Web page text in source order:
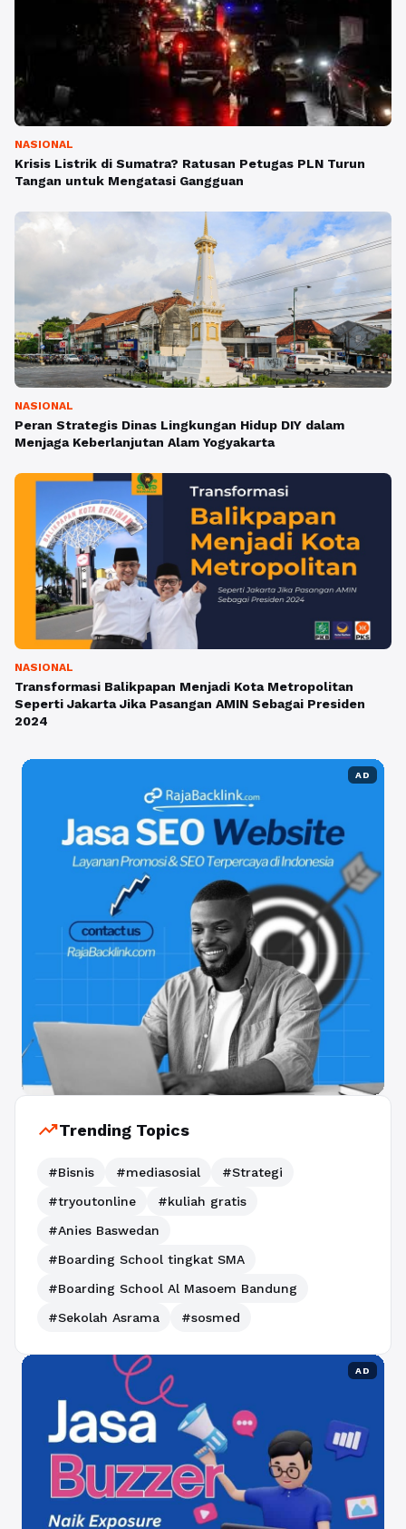
NASIONAL
Krisis Listrik di Sumatra? Ratusan Petugas PLN Turun
Tangan untuk Mengatasi Gangguan
NASIONAL
Peran Strategis Dinas Lingkungan Hidup DIY dalam
Menjaga Keberlanjutan Alam Yogyakarta
NASIONAL
Transformasi Balikpapan Menjadi Kota Metropolitan
Seperti Jakarta Jika Pasangan AMIN Sebagai Presiden
2024
AD
trending_upTrending Topics
#Bisnis #mediasosial
#Strategi
#tryoutonline
#kuliah gratis
#Anies Baswedan
#Boarding School tingkat SMA
#Boarding School Al Masoem Bandung
#Sekolah Asrama
#sosmed
AD